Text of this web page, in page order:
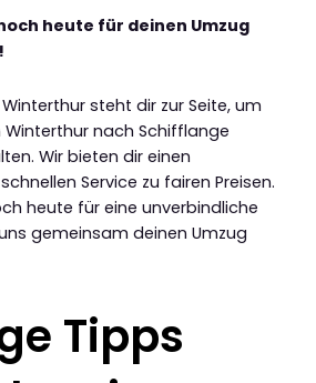
heute für deinen Umzug
steht dir zur Seite, um
Winterthur nach Schifflange
Wir bieten dir einen
Service zu fairen Preisen.
heute für eine unverbindliche
gemeinsam deinen Umzug
Tipps